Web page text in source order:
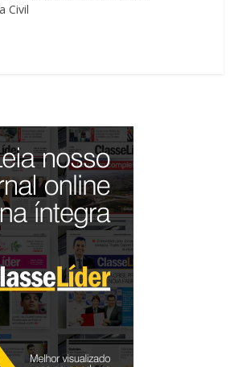
Civil